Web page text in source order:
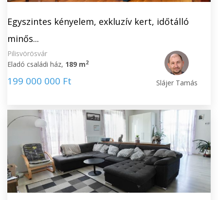
Egyszintes kényelem, exkluzív kert, időtálló
minős...
Pilisvörösvár
Eladó családi ház, 189 m2
199 000 000 Ft Slájer Tamás